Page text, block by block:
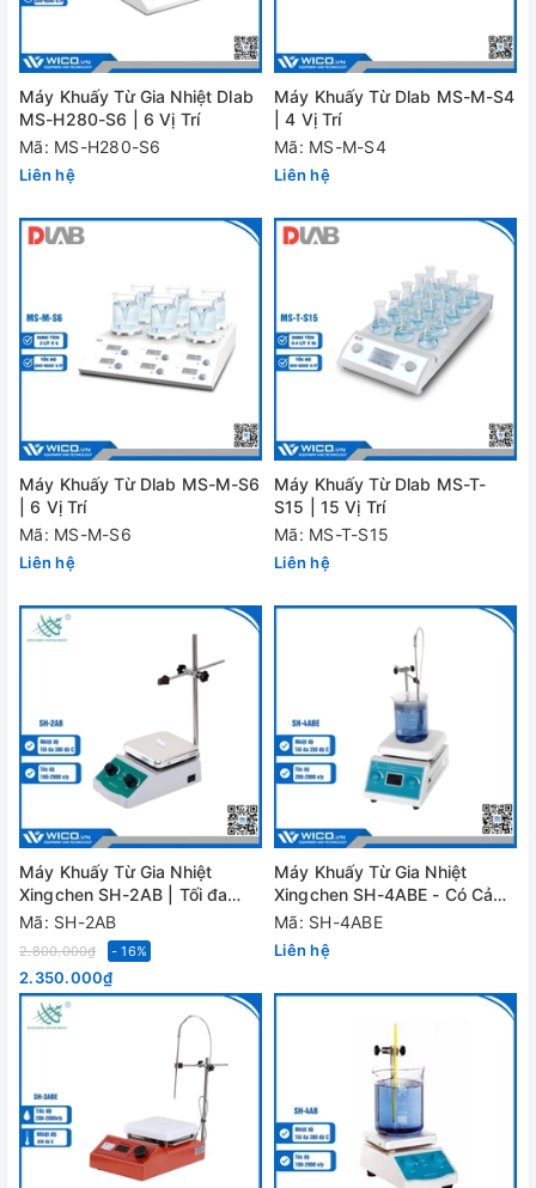
Máy Khuấy Từ Gia Nhiệt Dlab
MS-H280-S6 | 6 Vị Trí
Mã: MS-H280-S6
Liên hệ
Máy Khuấy Từ Dlab MS-M-S4
| 4 Vị Trí
Mã: MS-M-S4
Liên hệ
Máy Khuấy Từ Dlab MS-M-S6
| 6 Vị Trí
Mã: MS-M-S6
Liên hệ
Máy Khuấy Từ Dlab MS-T-
S15 | 15 Vị Trí
Mã: MS-T-S15
Liên hệ
Máy Khuấy Từ Gia Nhiệt
Xingchen SH-2AB | Tối đa
380 độ C
Mã: SH-2AB
2.800.000₫ - 16%
2.350.000₫
Máy Khuấy Từ Gia Nhiệt
Xingchen SH-4ABE - Có Cảm
Biến Nhiệt Độ
Mã: SH-4ABE
Liên hệ